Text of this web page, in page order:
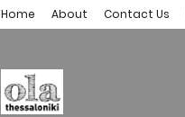
Home About Contact Us